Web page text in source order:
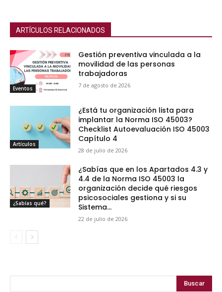
ARTÍCULOS RELACIONADOS
Eventos
Gestión preventiva vinculada a la
movilidad de las personas
trabajadoras
7 de agosto de 2026
Artículos
¿Está tu organización lista para
implantar la Norma ISO 45003?
Checklist Autoevaluación ISO 45003
Capítulo 4
28 de julio de 2026
¿Sabías qué?
¿Sabías que en los Apartados 4.3 y
4.4 de la Norma ISO 45003 la
organización decide qué riesgos
psicosociales gestiona y si su
Sistema...
22 de julio de 2026
Buscar